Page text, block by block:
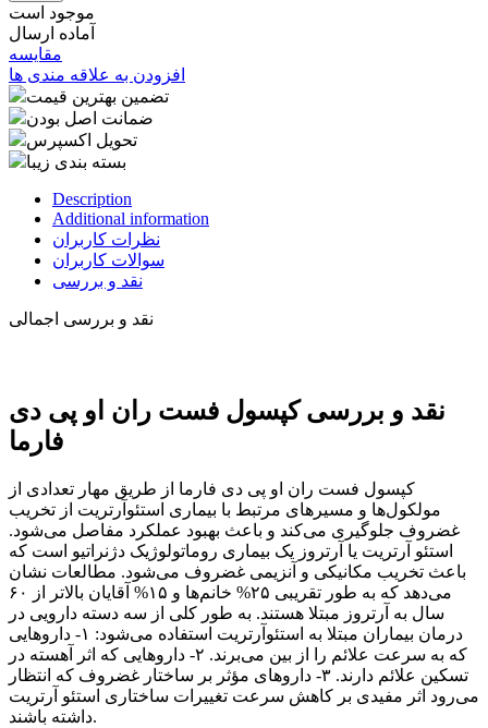
موجود است
آماده ارسال
مقایسه
افزودن به علاقه مندی ها
تضمین بهترین قیمت
ضمانت اصل بودن
تحویل اکسپرس
بسته بندی زیبا
Description
Additional information
نظرات کاربران
سوالات کاربران
نقد و بررسی
نقد و بررسی اجمالی
نقد و بررسی کپسول فست ران او پی دی
فارما
کپسول فست ران او پی دی فارما از طریق مهار تعدادی از
مولکول‌ها و مسیرهای مرتبط با بیماری استئوآرتریت از تخریب
غضروف جلوگیری می‌کند و باعث بهبود عملکرد مفاصل می‌شود.
استئو آرتریت یا آرتروز یک بیماری روماتولوژیک دژنراتیو است که
باعث تخریب مکانیکی و آنزیمی غضروف می‌شود. مطالعات نشان
می‌دهد که به طور تقریبی ۲۵% خانم‌ها و ۱۵% آقایان بالاتر از ۶۰
سال به آرتروز مبتلا هستند. به طور کلی از سه دسته دارویی در
درمان بیماران مبتلا به استئوآرتریت استفاده می‌شود: ۱- داروهایی
که به سرعت علائم را از بین می‌برند. ۲- داروهایی که اثر آهسته در
تسکین علائم دارند. ۳- داروهای مؤثر بر ساختار غضروف که انتظار
می‌رود اثر مفیدی بر کاهش سرعت تغییرات ساختاری استئو آرتریت
داشته باشند.